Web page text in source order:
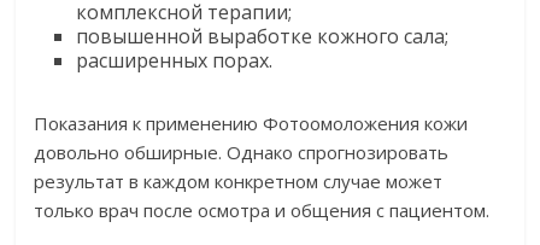
комплексной терапии;
повышенной выработке кожного сала;
расширенных порах.
Показания к применению Фотоомоложения кожи
довольно обширные. Однако спрогнозировать
результат в каждом конкретном случае может
только врач после осмотра и общения с пациентом.